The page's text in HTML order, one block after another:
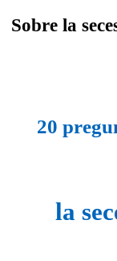
Sobre la
20
la